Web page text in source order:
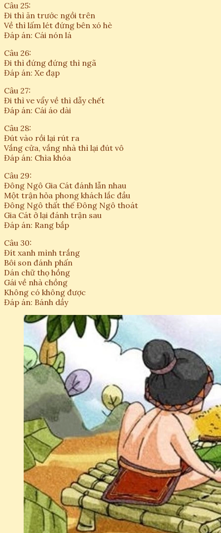
Câu 25:
Đi thì ăn trước ngồi trên
Về thì lấm lét đứng bên xó hè
Đáp án: Cái nón lá
Câu 26:
Đi thì đứng đứng thì ngã
Đáp án: Xe đạp
Câu 27:
Đi thì ve vẩy về thì dẫy chết
Đáp án: Cái áo dài
Câu 28:
Đút vào rồi lại rút ra
Vắng cửa, vắng nhà thì lại đút vô
Đáp án: Chìa khóa
Câu 29:
Đông Ngô Gia Cát đánh lẫn nhau
Một trận hỏa phong khách lắc đầu
Đông Ngô thất thế Đông Ngô thoát
Gia Cát ở lại đánh trận sau
Đáp án: Rang bắp
Câu 30:
Đít xanh mình trắng
Bôi son đánh phấn
Dán chữ thọ hồng
Gái về nhà chồng
Không có không được
Đáp án: Bánh dầy